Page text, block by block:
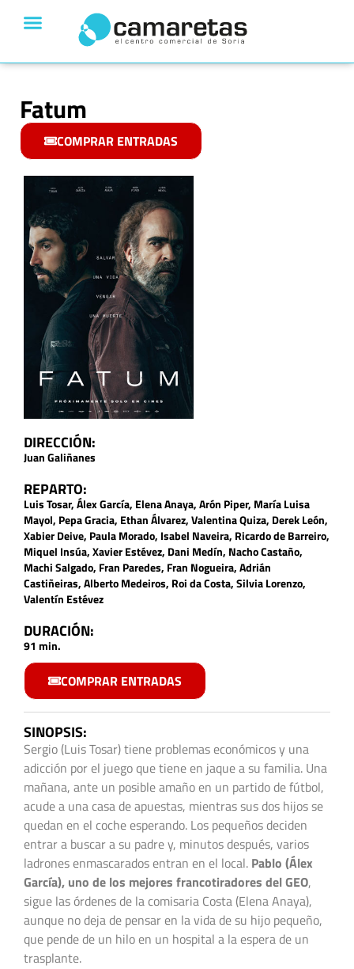
Fatum
COMPRAR ENTRADAS
DIRECCIÓN:
Juan Galiñanes
REPARTO:
Luis Tosar, Álex García, Elena Anaya, Arón Piper, María Luisa
Mayol, Pepa Gracia, Ethan Álvarez, Valentina Quiza, Derek León,
Xabier Deive, Paula Morado, Isabel Naveira, Ricardo de Barreiro,
Miquel Insúa, Xavier Estévez, Dani Medín, Nacho Castaño,
Machi Salgado, Fran Paredes, Fran Nogueira, Adrián
Castiñeiras, Alberto Medeiros, Roi da Costa, Silvia Lorenzo,
Valentín Estévez
DURACIÓN:
91 min.
COMPRAR ENTRADAS
SINOPSIS:
Sergio (Luis Tosar) tiene problemas económicos y una
adicción por el juego que tiene en jaque a su familia. Una
mañana, ante un posible amaño en un partido de fútbol,
acude a una casa de apuestas, mientras sus dos hijos se
quedan en el coche esperando. Los pequeños deciden
entrar a buscar a su padre y, minutos después, varios
ladrones enmascarados entran en el local. Pablo (Álex
García), uno de los mejores francotiradores del GEO,
sigue las órdenes de la comisaria Costa (Elena Anaya),
aunque no deja de pensar en la vida de su hijo pequeño,
que pende de un hilo en un hospital a la espera de un
trasplante.